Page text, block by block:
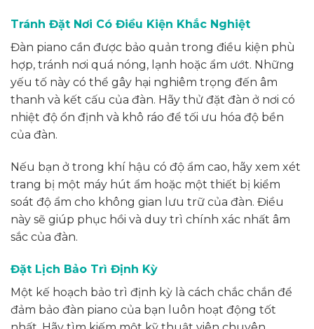
Tránh Đặt Nơi Có Điều Kiện Khắc Nghiệt
Đàn piano cần được bảo quản trong điều kiện phù
hợp, tránh nơi quá nóng, lạnh hoặc ẩm ướt. Những
yếu tố này có thể gây hại nghiêm trọng đến âm
thanh và kết cấu của đàn. Hãy thử đặt đàn ở nơi có
nhiệt độ ổn định và khô ráo để tối ưu hóa độ bền
của đàn.
Nếu bạn ở trong khí hậu có độ ẩm cao, hãy xem xét
trang bị một máy hút ẩm hoặc một thiết bị kiểm
soát độ ẩm cho không gian lưu trữ của đàn. Điều
này sẽ giúp phục hồi và duy trì chính xác nhất âm
sắc của đàn.
Đặt Lịch Bảo Trì Định Kỳ
Một kế hoạch bảo trì định kỳ là cách chắc chắn để
đảm bảo đàn piano của bạn luôn hoạt động tốt